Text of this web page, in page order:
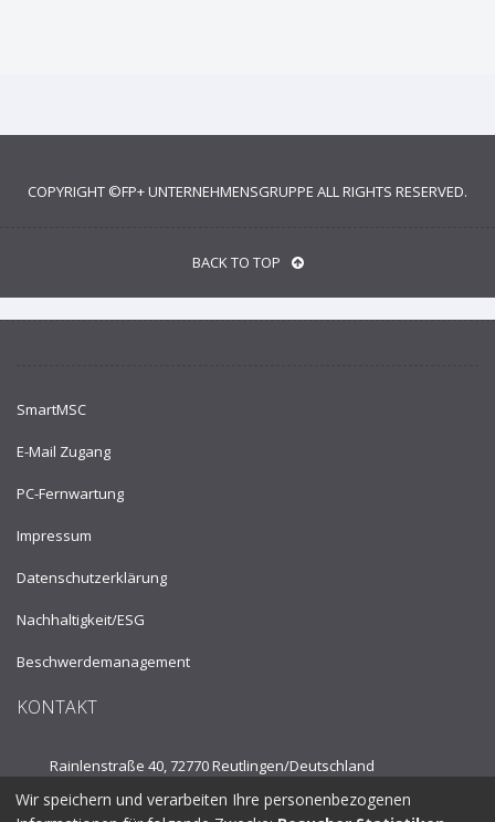
COPYRIGHT ©FP+ UNTERNEHMENSGRUPPE ALL RIGHTS RESERVED.
BACK TO TOP
SmartMSC
E-Mail Zugang
PC-Fernwartung
Impressum
Datenschutzerklärung
Nachhaltigkeit/ESG
Beschwerdemanagement
KONTAKT
Rainlenstraße 40, 72770 Reutlingen/Deutschland
Tel.: +49 7121 53910
Wir speichern und verarbeiten Ihre personenbezogenen